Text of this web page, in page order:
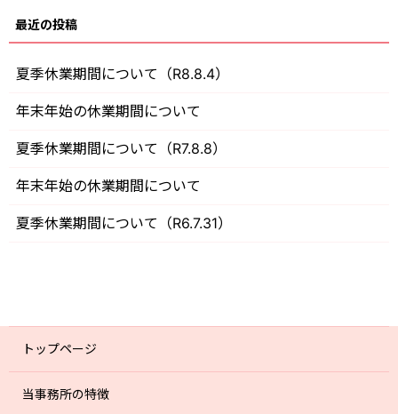
夏季休業期間について（R8.8.4）
年末年始の休業期間について
夏季休業期間について（R7.8.8）
年末年始の休業期間について
夏季休業期間について（R6.7.31）
トップページ
当事務所の特徴